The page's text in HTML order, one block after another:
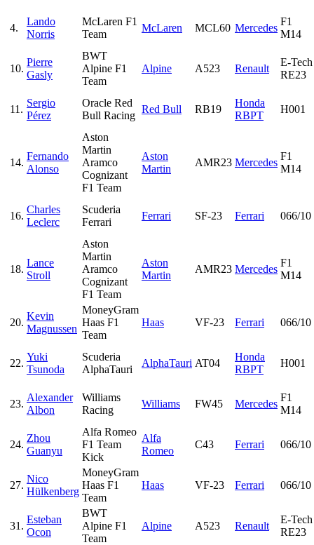
4.
Lando
Norris
McLaren F1
Team
McLaren MCL60 Mercedes
F1
M14
10.
Pierre
Gasly
BWT
Alpine F1
Team
Alpine A523 Renault
E-Tech
RE23
11.
Sergio
Pérez
Oracle Red
Bull Racing
Red Bull RB19
Honda
RBPT
H001
14.
Fernando
Alonso
Aston
Martin
Aramco
Cognizant
F1 Team
Aston
Martin
AMR23 Mercedes
F1
M14
16.
Charles
Leclerc
Scuderia
Ferrari
Ferrari SF-23 Ferrari 066/10
18.
Lance
Stroll
Aston
Martin
Aramco
Cognizant
F1 Team
Aston
Martin
AMR23 Mercedes
F1
M14
20.
Kevin
Magnussen
MoneyGram
Haas F1
Team
Haas VF-23 Ferrari 066/10
22.
Yuki
Tsunoda
Scuderia
AlphaTauri
AlphaTauri AT04
Honda
RBPT
H001
23.
Alexander
Albon
Williams
Racing
Williams FW45 Mercedes
F1
M14
24.
Zhou
Guanyu
Alfa Romeo
F1 Team
Kick
Alfa
Romeo
C43 Ferrari 066/10
27.
Nico
Hülkenberg
MoneyGram
Haas F1
Team
Haas VF-23 Ferrari 066/10
31.
Esteban
Ocon
BWT
Alpine F1
Team
Alpine A523 Renault
E-Tech
RE23